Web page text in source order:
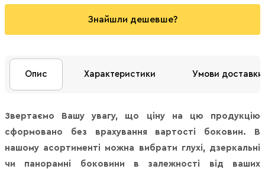
Знайшли дешевше?
Опис Характеристики Умови доставки
Звертаємо Вашу увагу, що ціну на цю продукцію
сформовано без врахування вартості боковин. В
нашому асортименті можна вибрати глухі, дзеркальні
чи панорамні боковини в залежності від ваших